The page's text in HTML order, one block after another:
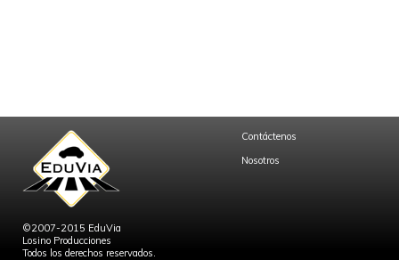
©2007-2015 EduVia
Losino Producciones
Todos los derechos reservados.
Contáctenos
Nosotros